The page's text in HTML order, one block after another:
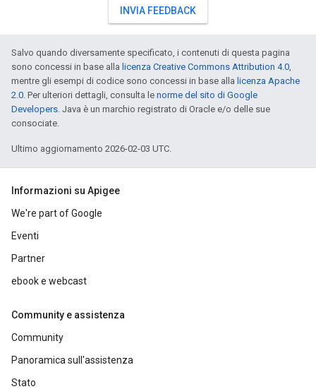
INVIA FEEDBACK
Salvo quando diversamente specificato, i contenuti di questa pagina
sono concessi in base alla licenza Creative Commons Attribution 4.0,
mentre gli esempi di codice sono concessi in base alla licenza Apache
2.0. Per ulteriori dettagli, consulta le norme del sito di Google
Developers. Java è un marchio registrato di Oracle e/o delle sue
consociate.
Ultimo aggiornamento 2026-02-03 UTC.
Informazioni su Apigee
We're part of Google
Eventi
Partner
ebook e webcast
Community e assistenza
Community
Panoramica sull'assistenza
Stato